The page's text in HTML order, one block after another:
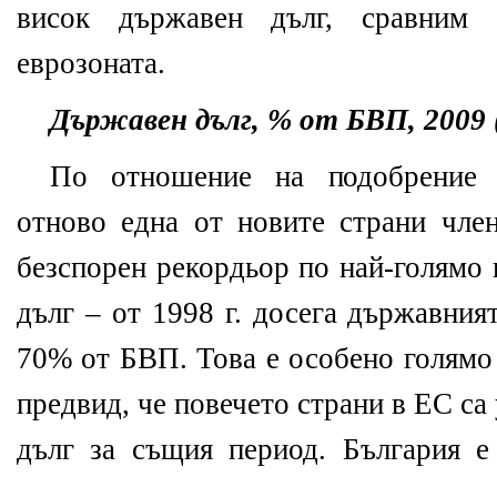
висок държавен дълг,
еврозоната.
Държавен дълг, % от БВП, 2009
По отношение на подобрение
отново една от новите страни
безспорен рекордьор по най-
дълг – от 1998 г. досега
70% от БВП. Това е особено
предвид, че повечето страни в ЕС
дълг за същия период. България е